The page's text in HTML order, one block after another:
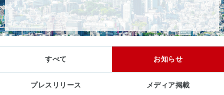
すべて お知らせ
プレスリリース メディア掲載